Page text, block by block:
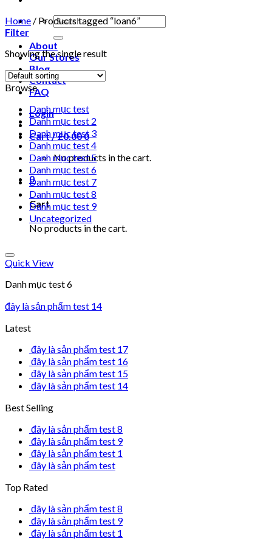
Search
for:
About
Our Stores
Blog
Contact
FAQ
Login
Cart /£0.000
No products in the cart.
0
Cart
No products in the cart.
Home / Products tagged “loan6”
Filter
Showing the single result
Browse
Danh mục test
Danh mục test 2
Danh mục test 3
Danh mục test 4
Danh mục test 5
Danh mục test 6
Danh mục test 7
Danh mục test 8
Danh mục test 9
Uncategorized
Quick View
Danh mục test 6
đây là sản phẩm test 14
Latest
đây là sản phẩm test 17
đây là sản phẩm test 16
đây là sản phẩm test 15
đây là sản phẩm test 14
Best Selling
đây là sản phẩm test 8
đây là sản phẩm test 9
đây là sản phẩm test 1
đây là sản phẩm test
Top Rated
đây là sản phẩm test 8
đây là sản phẩm test 9
đây là sản phẩm test 1